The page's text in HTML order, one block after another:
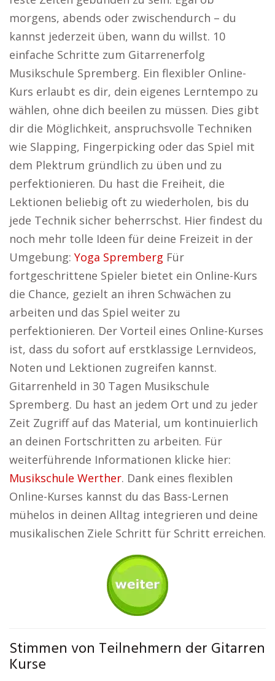
morgens, abends oder zwischendurch – du
kannst jederzeit üben, wann du willst. 10
einfache Schritte zum Gitarrenerfolg
Musikschule Spremberg. Ein flexibler Online-
Kurs erlaubt es dir, dein eigenes Lerntempo zu
wählen, ohne dich beeilen zu müssen. Dies gibt
dir die Möglichkeit, anspruchsvolle Techniken
wie Slapping, Fingerpicking oder das Spiel mit
dem Plektrum gründlich zu üben und zu
perfektionieren. Du hast die Freiheit, die
Lektionen beliebig oft zu wiederholen, bis du
jede Technik sicher beherrschst. Hier findest du
noch mehr tolle Ideen für deine Freizeit in der
Umgebung: Yoga Spremberg Für
fortgeschrittene Spieler bietet ein Online-Kurs
die Chance, gezielt an ihren Schwächen zu
arbeiten und das Spiel weiter zu
perfektionieren. Der Vorteil eines Online-Kurses
ist, dass du sofort auf erstklassige Lernvideos,
Noten und Lektionen zugreifen kannst.
Gitarrenheld in 30 Tagen Musikschule
Spremberg. Du hast an jedem Ort und zu jeder
Zeit Zugriff auf das Material, um kontinuierlich
an deinen Fortschritten zu arbeiten. Für
weiterführende Informationen klicke hier:
Musikschule Werther. Dank eines flexiblen
Online-Kurses kannst du das Bass-Lernen
mühelos in deinen Alltag integrieren und deine
musikalischen Ziele Schritt für Schritt erreichen.
Stimmen von Teilnehmern der Gitarren
Kurse